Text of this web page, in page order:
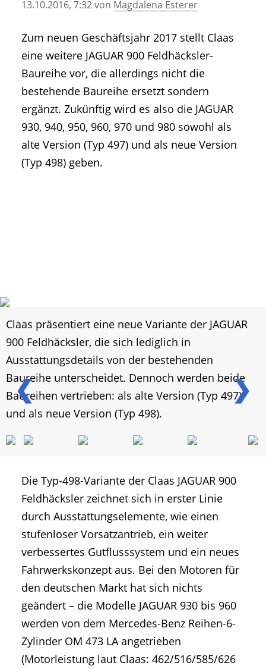
• Geschichte und Geschichten
• Mitteilung der Redaktion
• Agritechnica Neuheiten Archiv
• Artikel nach Hersteller/Marke
13.10.2016, 7:32von Magdalena Esterer
Zum neuen Geschäftsjahr 2017 stellt Claas
eine weitere JAGUAR 900 Feldhäcksler-
Baureihe vor, die allerdings nicht die
bestehende Baureihe ersetzt sondern
ergänzt. Zukünftig wird es also die JAGUAR
930, 940, 950, 960, 970 und 980 sowohl als
alte Version (Typ 497) und als neue Version
(Typ 498) geben.
❮ ❯
Claas präsentiert eine neue Variante der JAGUAR
900 Feldhäcksler, die sich lediglich in
Ausstattungsdetails von der bestehenden
Baureihe unterscheidet. Dennoch werden beide
Baureihen vertrieben: als alte Version (Typ 497)
und als neue Version (Typ 498).
Die Typ-498-Variante der Claas JAGUAR 900
Feldhäcksler zeichnet sich in erster Linie
durch Ausstattungselemente, wie einen
stufenloser Vorsatzantrieb, ein weiter
verbessertes Gutflusssystem und ein neues
Fahrwerkskonzept aus. Bei den Motoren für
den deutschen Markt hat sich nichts
geändert – die Modelle JAGUAR 930 bis 960
werden von dem Mercedes-Benz Reihen-6-
Zylinder OM 473 LA angetrieben
(Motorleistung laut Claas: 462/516/585/626